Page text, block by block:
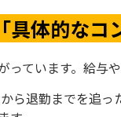
体的なコ
ています。給与
ら退勤までを追っ